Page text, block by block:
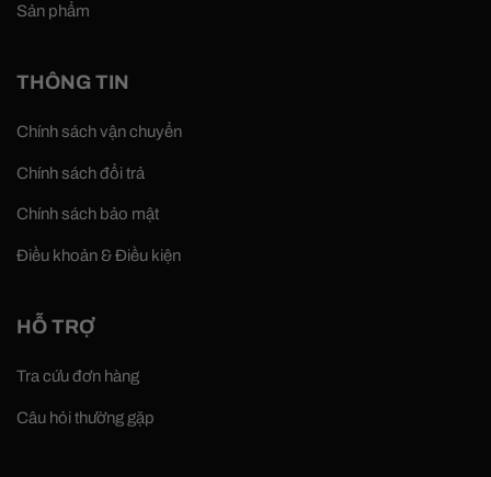
Sản phẩm
THÔNG TIN
Chính sách vận chuyển
Chính sách đổi trả
Chính sách bảo mật
Điều khoản & Điều kiện
HỖ TRỢ
Tra cứu đơn hàng
Câu hỏi thường gặp